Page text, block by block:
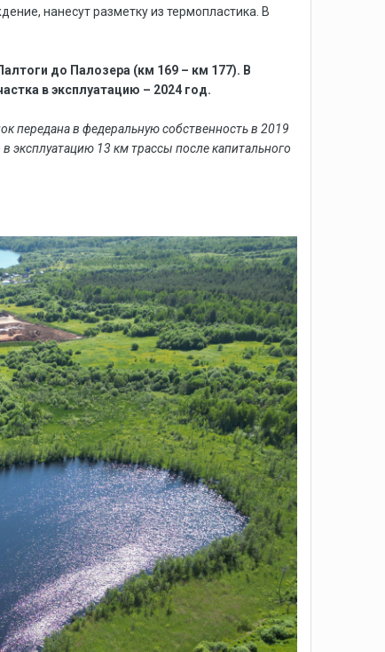
нанесут разметку из термопластика. В
до Палозера (км 169 – км 177). В
в эксплуатацию – 2024 год.
передана в федеральную собственность в 2019
эксплуатацию 13 км трассы после капитального